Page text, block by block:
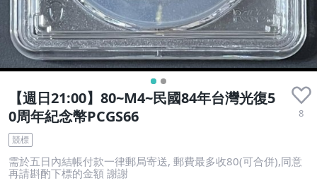
【週日21:00】80~M4~民國84年台灣光復5
0周年紀念幣PCGS66
8
競標
需於五日內結帳付款一律郵局寄送, 郵費最多收80(可合併),同意
再請斟酌下標的金額 謝謝